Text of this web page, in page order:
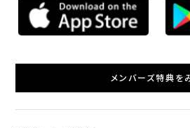
メンバーズ特典を